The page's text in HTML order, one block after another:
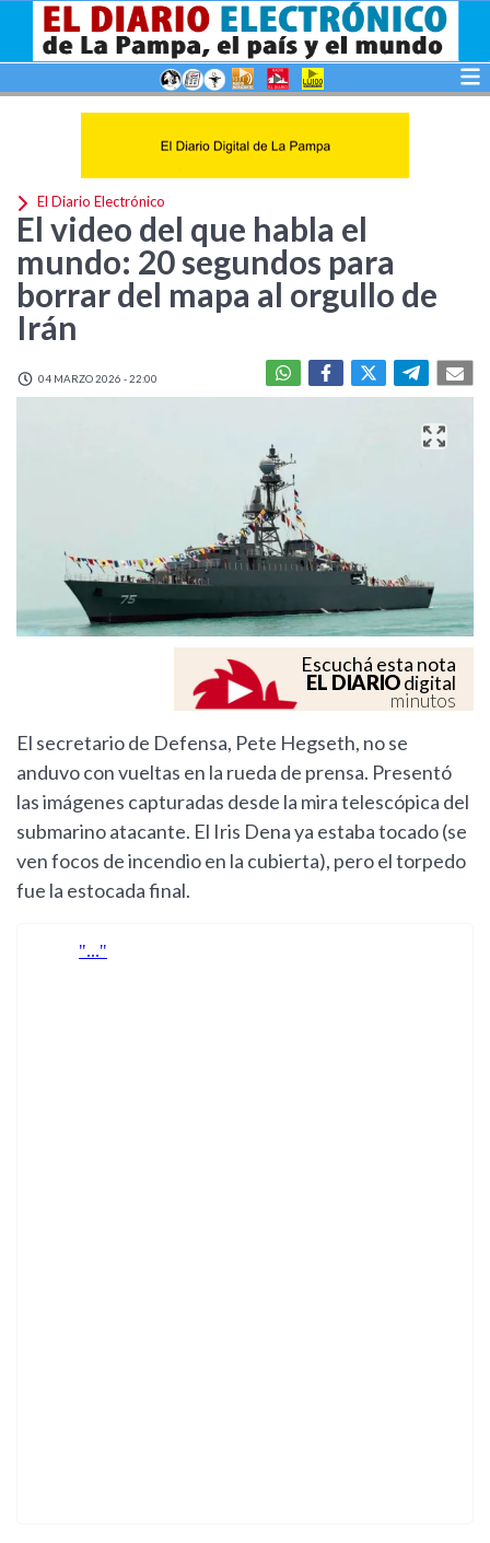
El Diario Electrónico
El video del que habla el
mundo: 20 segundos para
borrar del mapa al orgullo de
Irán
04 MARZO 2026 - 22:00
Escuchá esta nota
EL DIARIOdigital
minutos
El secretario de Defensa, Pete Hegseth, no se
anduvo con vueltas en la rueda de prensa. Presentó
las imágenes capturadas desde la mira telescópica del
submarino atacante. El Iris Dena ya estaba tocado (se
ven focos de incendio en la cubierta), pero el torpedo
fue la estocada final.